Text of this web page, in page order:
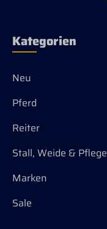
Kategorien
Neu
Pferd
Reiter
Stall, Weide & Pflege
Marken
Sale